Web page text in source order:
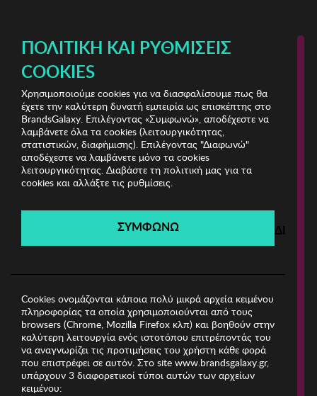
Stylish Clearance Vol.2
Stylish Clearance Vol.2
Λήγει σε: 00ημέρες | 00ώρες 00λεπτά 00δευτ.
Filters
ΠΟΛΙΤΙΚΉ ΚΑΙ ΡΥΘΜΊΣΕΙΣ
COOKIES
Χρησιμοποιούμε cookies για να διασφαλίσουμε πως θα
έχετε την καλύτερη δυνατή εμπειρία ως επισκέπτης στο
BrandsGalaxy. Επιλέγοντας «Συμφωνώ», αποδέχεστε να
λαμβάνετε όλα τα cookies (λειτουργικότητας,
στατιστικών, διαφήμισης). Επιλέγοντας "Διαφωνώ"
αποδέχεστε να λαμβάνετε μόνο τα cookies
λειτουργικότητας. Διαβάστε τη πολιτική μας για τα
cookies και αλλάξτε τις ρυθμίσεις.
ΣΥΜΦΩΝΩ
Cookies ονομάζονται κάποια πολύ μικρά αρχεία κειμένου
πληροφορίας τα οποία χρησιμοποιούνται από τους
browsers (Chrome, Mozilla Firefox κλπ) και βοηθούν στην
καλύτερη λειτουργία ενός ιστοτόπου επιτρέποντάς του
να αναγνωρίζει τις προτιμήσεις του χρήστη κάθε φορά
που επιστρέφει σε αυτόν. Στο site www.brandsgalaxy.gr,
υπάρχουν 3 διαφορετικοί τύποι αυτών των αρχείων
κειμένου: